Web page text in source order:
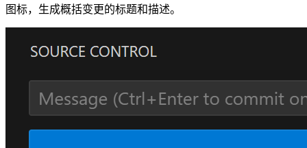
图标，生成概括变更的标题和描述。